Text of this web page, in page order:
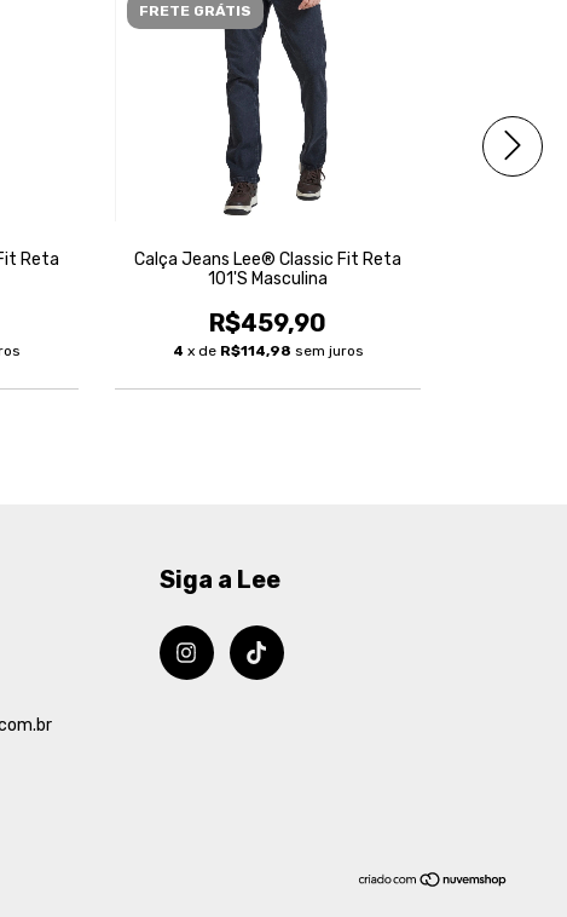
Reta
FRETE GRÁTIS
Calça Jeans Lee® Classic Fit Reta
101'S Masculina
R$459,90
4 x de R$114,98 sem juros
Siga a Lee